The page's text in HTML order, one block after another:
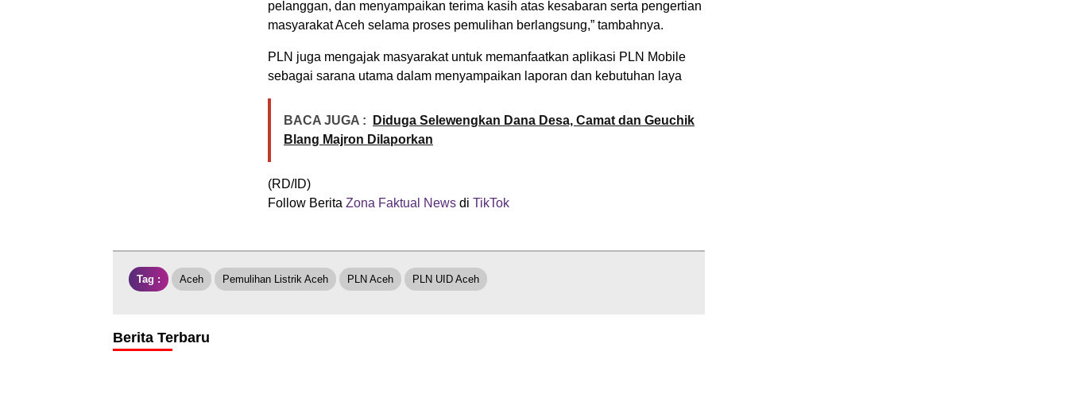
pelanggan, dan menyampaikan terima kasih atas kesabaran serta pengertian
masyarakat Aceh selama proses pemulihan berlangsung,” tambahnya.
PLN juga mengajak masyarakat untuk memanfaatkan aplikasi PLN Mobile
sebagai sarana utama dalam menyampaikan laporan dan kebutuhan laya
BACA JUGA :
Diduga Selewengkan Dana Desa, Camat dan Geuchik
Blang Majron Dilaporkan
(RD/ID)
Follow Berita Zona Faktual News di TikTok
Tag : Aceh Pemulihan Listrik Aceh PLN Aceh PLN UID Aceh
Berita Terbaru